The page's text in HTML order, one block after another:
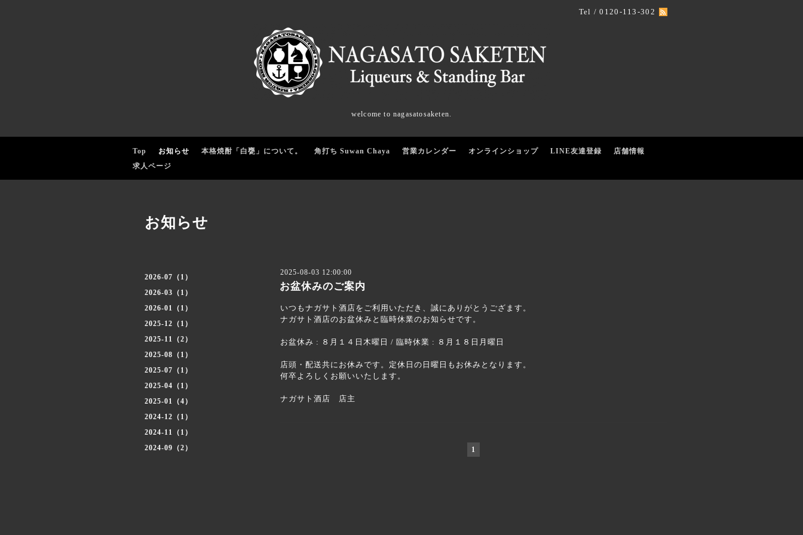
Tel / 0120-113-302
welcome to nagasatosaketen.
Top お知らせ 本格焼酎「白甕」について。 角打ち Suwan Chaya 営業カレンダー オンラインショップ LINE友達登録
店舗情報
求人ページ
2026-07（1）
2026-03（1）
2026-01（1）
2025-12（1）
2025-11（2）
2025-08（1）
2025-07（1）
2025-04（1）
2025-01（4）
2024-12（1）
2024-11（1）
2024-09（2）
お知らせ
2025-08-03 12:00:00
お盆休みのご案内
いつもナガサト酒店をご利用いただき、誠にありがとうござます。
ナガサト酒店のお盆休みと臨時休業のお知らせです。
お盆休み : ８月１４日木曜日 / 臨時休業 : ８月１８日月曜日
店頭・配送共にお休みです。定休日の日曜日もお休みとなります。
何卒よろしくお願いいたします。
ナガサト酒店 店主
1